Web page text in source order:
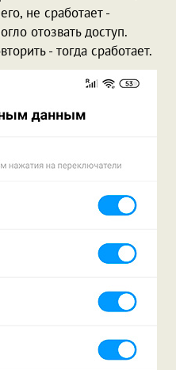
не сработает -
отозвать доступ.
- тогда сработает.